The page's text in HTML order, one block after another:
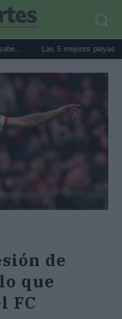
Las 5 mejores playas de
de
que
FC